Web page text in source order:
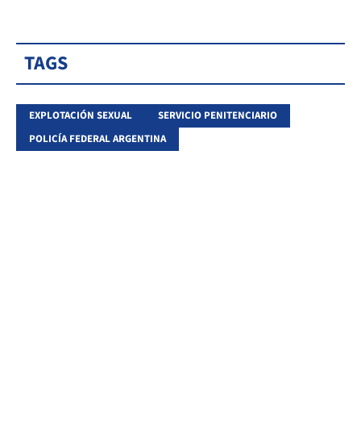
TAGS
EXPLOTACIÓN SEXUAL
SERVICIO PENITENCIARIO
POLICÍA FEDERAL ARGENTINA